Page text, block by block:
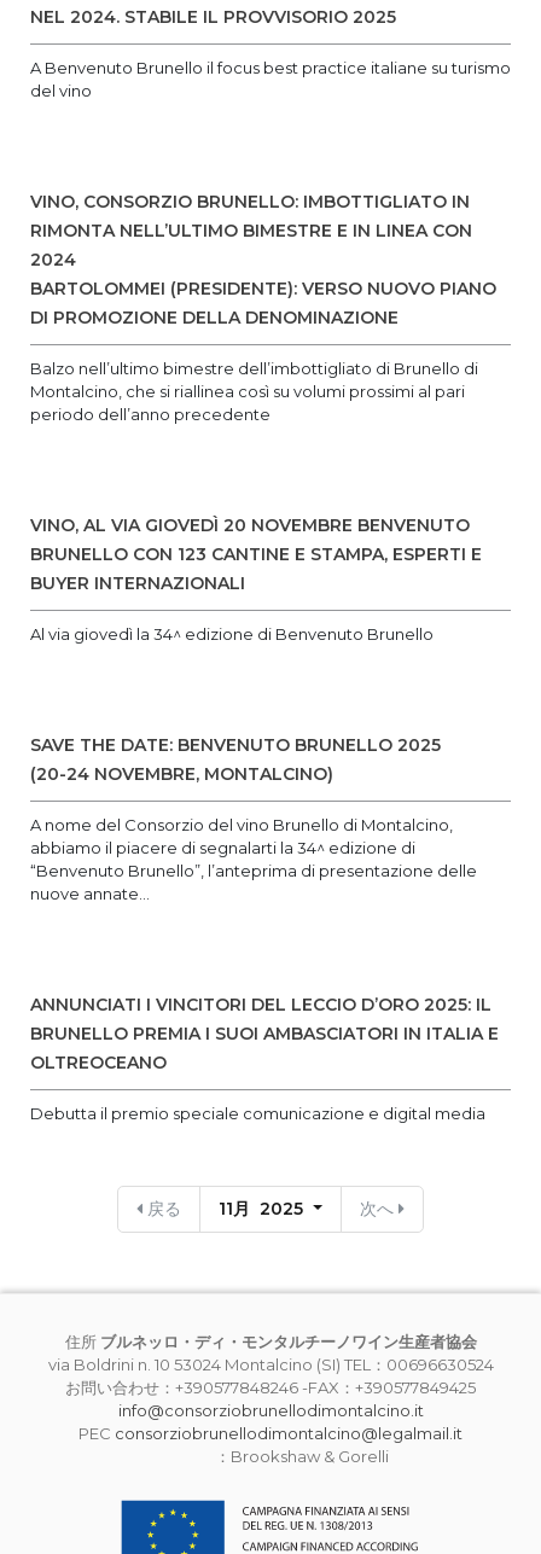
NEL 2024. STABILE IL PROVVISORIO 2025
A Benvenuto Brunello il focus best practice italiane su turismo
del vino
VINO, CONSORZIO BRUNELLO: IMBOTTIGLIATO IN
RIMONTA NELL’ULTIMO BIMESTRE E IN LINEA CON
2024
BARTOLOMMEI (PRESIDENTE): VERSO NUOVO PIANO
DI PROMOZIONE DELLA DENOMINAZIONE
Balzo nell’ultimo bimestre dell’imbottigliato di Brunello di
Montalcino, che si riallinea così su volumi prossimi al pari
periodo dell’anno precedente
VINO, AL VIA GIOVEDÌ 20 NOVEMBRE BENVENUTO
BRUNELLO CON 123 CANTINE E STAMPA, ESPERTI E
BUYER INTERNAZIONALI
Al via giovedì la 34^ edizione di Benvenuto Brunello
SAVE THE DATE: BENVENUTO BRUNELLO 2025
(20-24 NOVEMBRE, MONTALCINO)
A nome del Consorzio del vino Brunello di Montalcino,
abbiamo il piacere di segnalarti la 34^ edizione di
“Benvenuto Brunello”, l’anteprima di presentazione delle
nuove annate...
ANNUNCIATI I VINCITORI DEL LECCIO D’ORO 2025: IL
BRUNELLO PREMIA I SUOI AMBASCIATORI IN ITALIA E
OLTREOCEANO
Debutta il premio speciale comunicazione e digital media
戻る 11月 2025 次へ
住所 ブルネッロ・ディ・モンタルチーノワイン生産者協会
via Boldrini n. 10 53024 Montalcino (SI) TEL：00696630524
お問い合わせ：+390577848246 -FAX：+390577849425
info@consorziobrunellodimontalcino.it
PEC consorziobrunellodimontalcino@legalmail.it
：Brookshaw & Gorelli